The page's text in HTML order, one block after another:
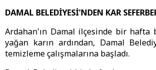
DAMAL BELEDİYESİ'NDEN KAR
Ardahan'ın Damal ilçesinde bir hafta
yağan karın ardından, Damal
temizleme çalışmalarına başladı.